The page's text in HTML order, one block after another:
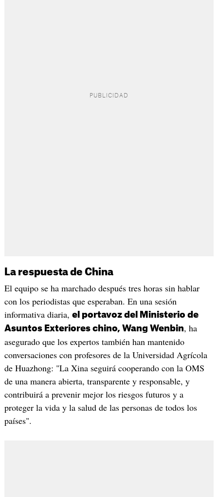
La respuesta de China
El equipo se ha marchado después tres horas sin hablar
con los periodistas que esperaban. En una sesión
informativa diaria, el portavoz del Ministerio de
Asuntos Exteriores chino, Wang Wenbin, ha
asegurado que los expertos también han mantenido
conversaciones con profesores de la Universidad Agrícola
de Huazhong: "La Xina seguirá cooperando con la OMS
de una manera abierta, transparente y responsable, y
contribuirá a prevenir mejor los riesgos futuros y a
proteger la vida y la salud de las personas de todos los
países".